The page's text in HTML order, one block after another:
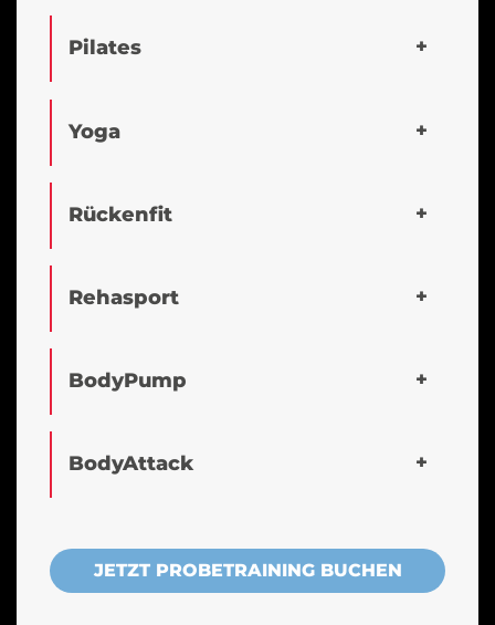
Pilates
Yoga
Rückenfit
Rehasport
BodyPump
BodyAttack
JETZT PROBETRAINING BUCHEN